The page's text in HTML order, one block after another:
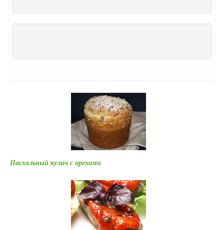
Пасхальный кулич с орехами